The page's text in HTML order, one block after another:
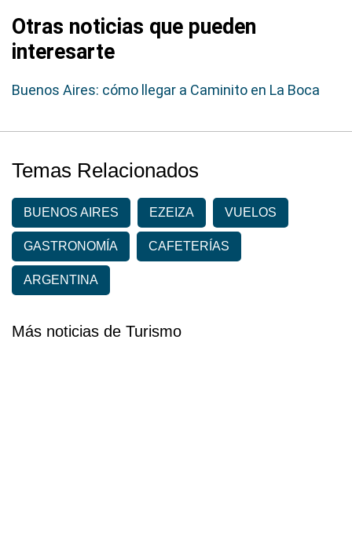
Otras noticias que pueden
interesarte
Buenos Aires: cómo llegar a Caminito en La Boca
Temas Relacionados
BUENOS AIRES EZEIZA VUELOS
GASTRONOMÍA CAFETERÍAS
ARGENTINA
Más noticias de Turismo